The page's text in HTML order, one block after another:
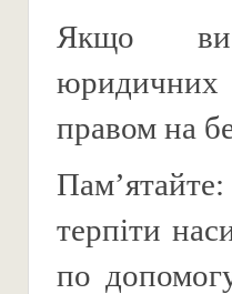
Якщо ви
юридичних
правом на
терпіти
по